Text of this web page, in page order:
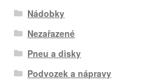
Nádobky
Nezařazené
Pneu a disky
Podvozek a nápravy